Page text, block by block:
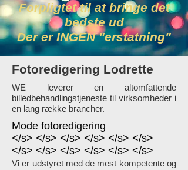
Forpligtet til at bringe det
bedste ud
Der er INGEN "erstatning"
Fotoredigering Lodrette
WE leverer en altomfattende
billedbehandlingstjeneste til virksomheder i
en lang række brancher.
Mode fotoredigering
</s> </s> </s> </s> </s> </s>
</s> </s> </s> </s> </s> </s>
Vi er udstyret med de mest kompetente og